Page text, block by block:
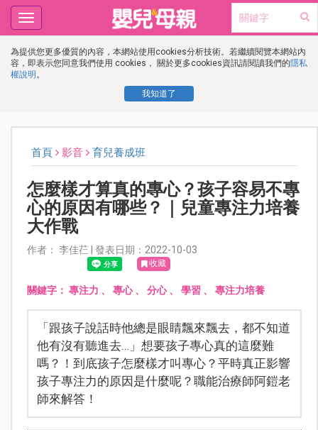
為提供您更多優質的內容，本網站使用cookies分析技術。若繼續閱覽本網站內
容，即表示您同意我們使用 cookies， 關於更多cookies資訊請閱讀我們的隱私
權說明 。
我知道了
Toggle
navigation
首頁 影音 育兒養成班
怎麼樣才算真的專心？孩子容易不專
心的原因有哪些？｜兒童專注力培養
大作戰
作者： 李佳芢 | 發表日期：2022-10-03
收藏
關鍵字： 專注力 、 專心、 分心、 學習 、 專注力培養
「跟孩子說話時他總是眼睛飄來飄去，都不知道
他有沒有聽進去…」想要孩子專心真的這麼難
嗎？！到底孩子怎麼樣才叫專心？平時真正影響
孩子專注力的原因是什麼呢？職能治療師阿鎧老
師來解答！